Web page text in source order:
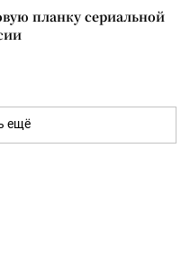
планку сериальной
ещё